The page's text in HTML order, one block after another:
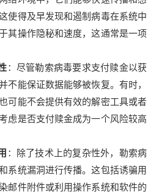
使得及早发现和遏制病毒在系统中
其操作隐秘和速度，这通常是一项
：尽管勒索病毒要求支付赎金以获
不能保证数据能够被恢复。有时，
可能不会提供有效的解密工具或者
虑是否支付赎金成为一个风险较高
：除了技术上的复杂性外，勒索病
系统漏洞进行传播。这包括诱骗用
邮件附件或利用操作系统和软件的